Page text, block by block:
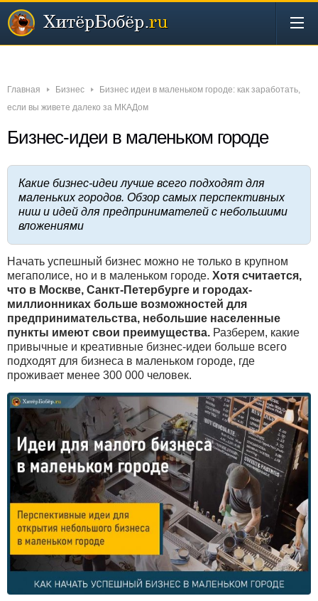
Главная Бизнес
Бизнес идеи в маленьком городе: как заработать,
если вы живете далеко за МКАДом
Бизнес-идеи в маленьком городе
Какие бизнес-идеи лучше всего подходят для
маленьких городов. Обзор самых перспективных
ниш и идей для предпринимателей с небольшими
вложениями
Начать успешный бизнес можно не только в крупном
мегаполисе, но и в маленьком городе. Хотя считается,
что в Москве, Санкт-Петербурге и городах-
миллионниках больше возможностей для
предпринимательства, небольшие населенные
пункты имеют свои преимущества. Разберем, какие
привычные и креативные бизнес-идеи больше всего
подходят для бизнеса в маленьком городе, где
проживает менее 300 000 человек.